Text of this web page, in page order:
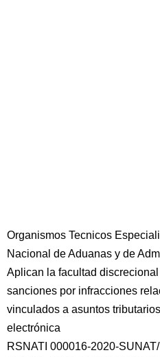
Organismos Tecnicos
Nacional de Aduanas y de
Aplican la facultad
sanciones por infracciones
vinculados a asuntos
electrónica
RSNATI 000016-2020-